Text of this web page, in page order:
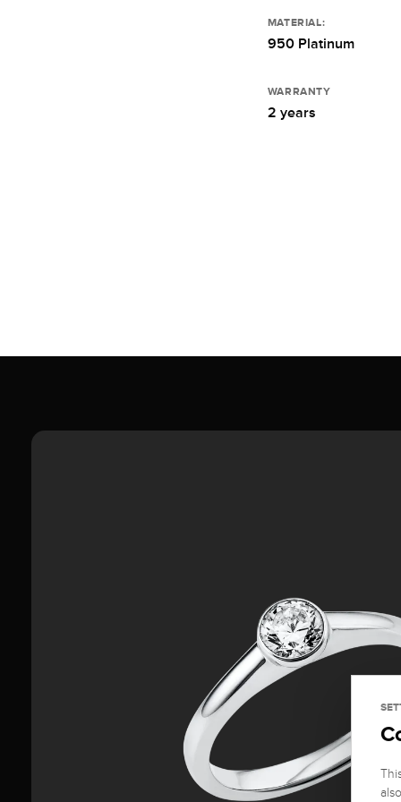
MATERIAL:
950 Platinum
WARRANTY
2 years